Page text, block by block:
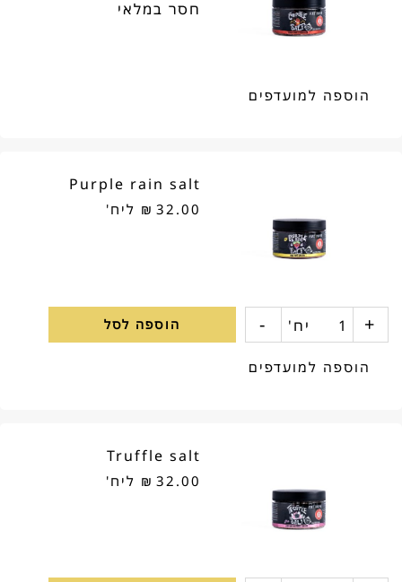
הוספה למועדפים
Purple rain salt
₪ 32.00 ליח'
+
כמות
יח' - הוספה לסל
הוספה למועדפים
Truffle salt
₪ 32.00 ליח'